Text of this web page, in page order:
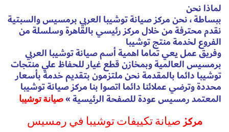
لماذا نحن
ببساطة ، نحن مركز صيانة توشيبا العربي برمسيس والسبتية
نقدم محترفة من خلال مركز رئيسي بالقاهرة وسلسلة من
الفروع لخدمة منتج توشيبا
وفريق عمل يعي تماما اهمية أسم صيانة توشيبا العربي
برمسيس العالمية وبمخازن قطع غيار للحفاظ علي منتجات
توشيبا دائما بالمقدمة نحن ملتزمون بتقديم خدمة بأسعار
محددة وترضي عملائنا دائما اتصوا بنا مركز صيانة توشيبا
المعتمد رمسيس عودة للصفحة الرئيسية»صيانة توشيبا
مركزصيانة تكييفات توشيبا في رمسيس